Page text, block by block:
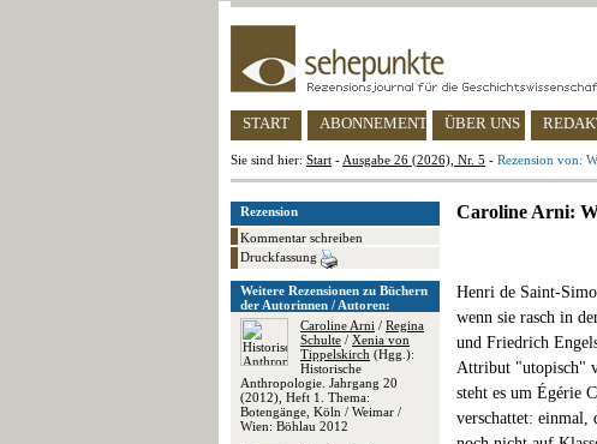
START ABONNEMENT ÜBER UNS
Sie sind hier: Start - Ausgabe 26 (2026), Nr. 5 - Rezension von:
Rezension
Kommentar schreiben
Druckfassung
Weitere Rezensionen zu Büchern
der Autorinnen / Autoren:
Caroline Arni / Regina
Schulte / Xenia von
Tippelskirch (Hgg.):
Historische
Anthropologie. Jahrgang 20
(2012), Heft 1. Thema:
Botengänge, Köln / Weimar /
Wien: Böhlau 2012
Caroline Arni:
Henri de Saint-
wenn sie rasch in
und Friedrich
Attribut "utopisch"
steht es um Égérie
verschattet: einmal,